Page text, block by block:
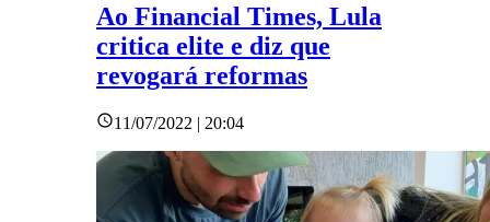
Ao Financial Times, Lula
critica elite e diz que
revogará reformas
11/07/2022 | 20:04